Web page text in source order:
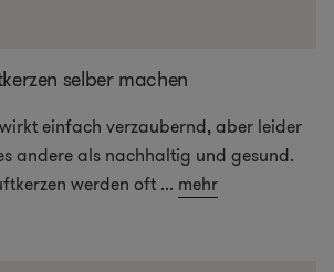
selber machen
wirkt einfach verzaubernd, aber leider
andere als nachhaltig und gesund.
werden oft ... mehr